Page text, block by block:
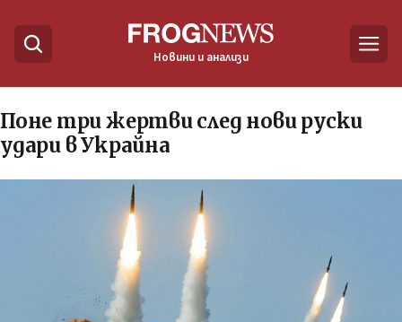
Новини и анализи
Поне три жертви след нови руски
удари в Украйна